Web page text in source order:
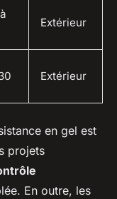
Extérieur
Extérieur
en gel est
projets
En outre, les